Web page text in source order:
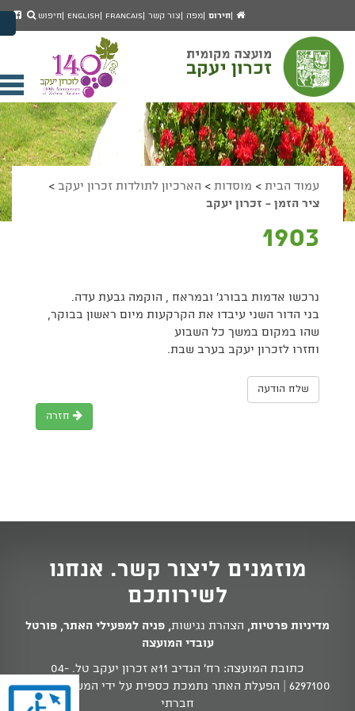
מעבר לתפריט ראשי
הגדל גודל פונט
הקטן גודל פונט
מצב ניגודיות גבוהה
מצב ניגודיות נמוכה
הצג קישורים
הצהרת נגישות
עמוד
הבית
חירום מפה צור קשר Francais
English חיפוש
עמוד הבית > מוסדות > הארכיון לתולדות זכרון יעקב >
ציר הזמן - זכרון יעקב
1903
נרכשו אדמות בבורג' ובמראח , הוקמה גבעת עדה.
בני הדור השני עיבדו את הקרקעות מיום ראשון בבוקר,
שהו במקום במשך כל השבוע
וחזרו לזכרון יעקב בערב שבת.
שלח הודעה
חזרה
מוזמנים ליצור קשר. אנחנו
לשירותכם
מדיניות פרטיות, הצהרת נגישות, פניה למפעילי האתר, פורטל
עובדי המועצה
כתובת המועצה: רח' הנדיב 11א זכרון יעקב טל.
04-
6297100 | הפעלת האתר נתמכת כספית על ידי המשרד לשוויון
חברתי